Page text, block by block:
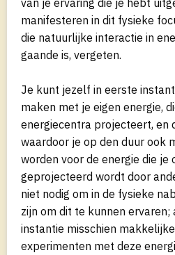
manifesteren in dit fysieke
die natuurlijke interactie in
gaande is, vergeten.
Je kunt jezelf in eerste
maken met je eigen energie,
energiecentra projecteert, en
waardoor je op den duur ook
worden voor de energie die je
geprojecteerd wordt door
niet nodig om in de fysieke
zijn om dit te kunnen
instantie misschien
experimenten met deze